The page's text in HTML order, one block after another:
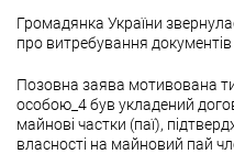
Громадянка України
про витребування
Позовна заява мотивована
особою_4 був укладений
майнові частки (паї),
власності на майновий пай